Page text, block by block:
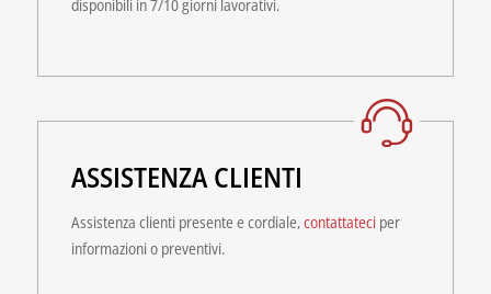
disponibili in 7/10 giorni lavorativi.
ASSISTENZA CLIENTI
Assistenza clienti presente e cordiale,contattateciper
informazioni o preventivi.